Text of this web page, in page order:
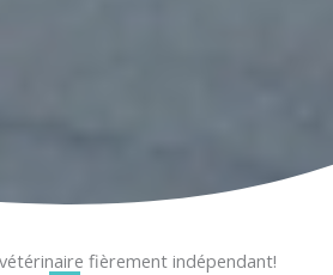
fièrement indépendant!